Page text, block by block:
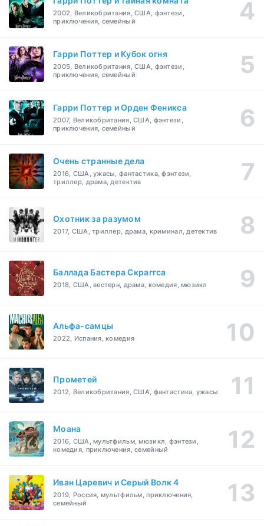
2002, Великобритания, США, фэнтези,
приключения, семейный
Гарри Поттер и Кубок огня
2005, Великобритания, США, фэнтези,
приключения, семейный
Гарри Поттер и Орден Феникса
2007, Великобритания, США, фэнтези,
приключения, семейный
Очень странные дела
2016, США, ужасы, фантастика, фэнтези,
триллер, драма, детектив
Охотник за разумом
2017, США, триллер, драма, криминал, детектив
Баллада Бастера Скраггса
2018, США, вестерн, драма, комедия, мюзикл
Альфа-самцы
2022, Испания, комедия
Прометей
2012, Великобритания, США, фантастика, ужасы
Моана
2016, США, мультфильм, мюзикл, фэнтези,
комедия, приключения, семейный
Иван Царевич и Серый Волк 4
2019, Россия, мультфильм, приключения,
семейный